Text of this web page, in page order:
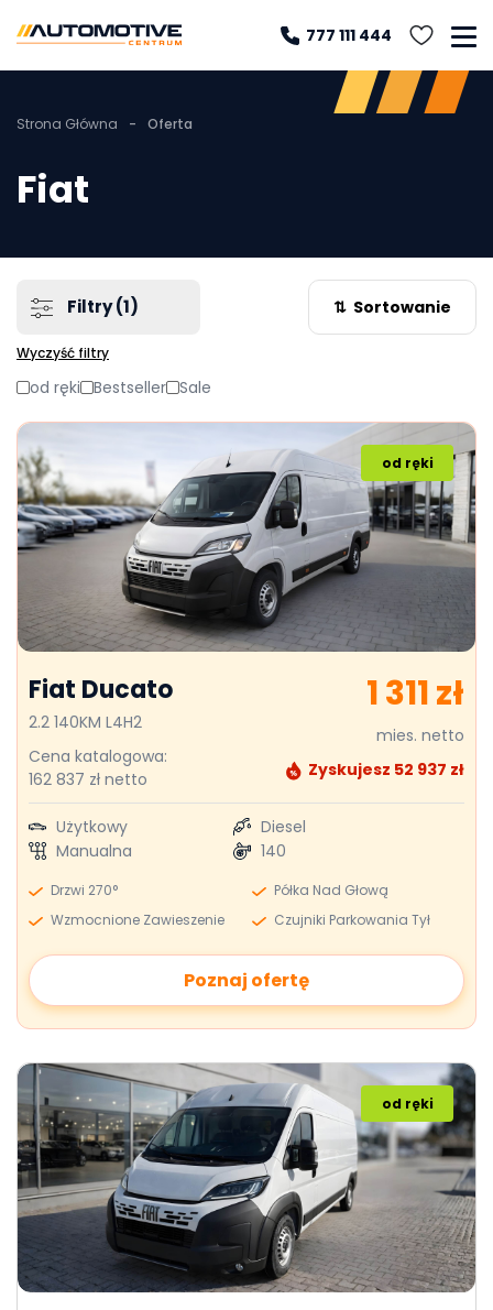
777 111 444
Strona Główna - Oferta
Fiat
⇅ Sortowanie
Filtry(1)
Wyczyść filtry
od ręki Bestseller Sale
Fiat Ducato
2.2 140KM L4H2
Cena katalogowa:
162 837 zł netto
od ręki
1 311 zł
mies. netto
Zyskujesz 52 937 zł
Użytkowy
Diesel
Manualna
140
Drzwi 270°
Półka Nad Głową
Wzmocnione Zawieszenie
Czujniki Parkowania Tył
Poznaj ofertę
od ręki